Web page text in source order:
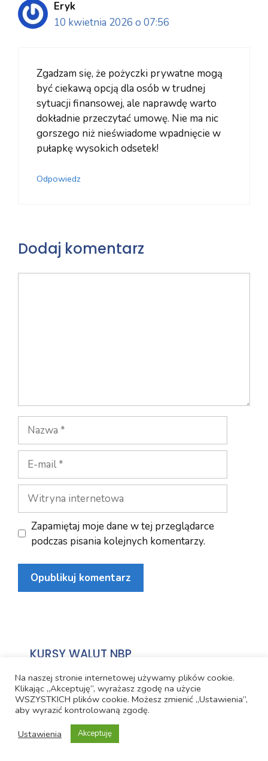
Eryk
10 kwietnia 2026 o 07:56
Zgadzam się, że pożyczki prywatne mogą
być ciekawą opcją dla osób w trudnej
sytuacji finansowej, ale naprawdę warto
dokładnie przeczytać umowę. Nie ma nic
gorszego niż nieświadome wpadnięcie w
pułapkę wysokich odsetek!
Odpowiedz
Dodaj komentarz
Nazwa
mail
Witryna
internetowa
Zapamiętaj moje dane w tej przeglądarce
podczas pisania kolejnych komentarzy.
KURSY WALUT NBP
Waluta Kurs NBP Data
USD 3.7236
Na naszej stronie internetowej używamy plików cookie.
Klikając „Akceptuję”, wyrażasz zgodę na użycie
WSZYSTKICH plików cookie. Możesz zmienić „Ustawienia”,
aby wyrazić kontrolowaną zgodę.
Ustawienia
Akceptuję